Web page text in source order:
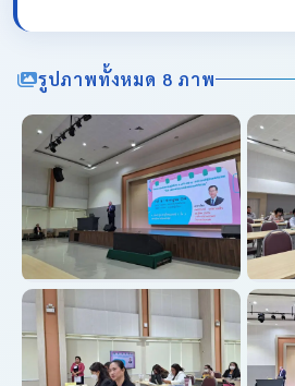
รูปภาพทั้งหมด 8 ภาพ